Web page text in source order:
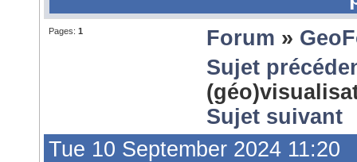
Pages: 1 Forum »
Sujet
Sujet suivant
Tue 10 September 2024 11:20